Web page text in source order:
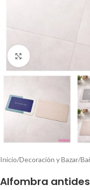
Click to enlarge
Inicio/Decoración y Bazar/
Alfombra